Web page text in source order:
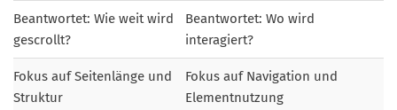
Beantwortet: Wie weit wird
gescrollt?
Beantwortet: Wo wird
interagiert?
Fokus auf Seitenlänge und
Struktur
Fokus auf Navigation und
Elementnutzung